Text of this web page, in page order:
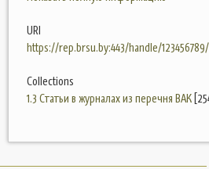
URI
https://rep.brsu.by:443/handle/
Collections
1.3 Статьи в журналах из перечня ВАК